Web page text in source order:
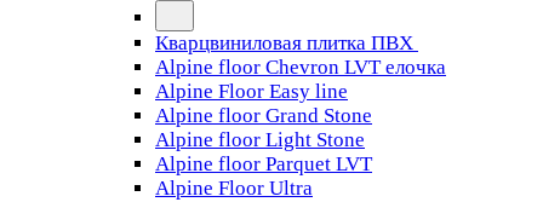
Кварцвиниловая плитка ПВХ
Alpine floor Chevron LVT елочка
Alpine Floor Easy line
Alpine floor Grand Stone
Alpine floor Light Stone
Alpine floor Parquet LVT
Alpine Floor Ultra